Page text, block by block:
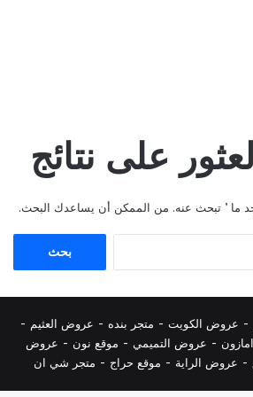
على نتائج
ما ’ تبحث عنه. من الممكن أن يساعدك البحث.
- عروض الكويت - متجر بنده - عروض العثيم -
- عروض التميمي - موقع نون - عروض
- عروض الراية - موقع حراج - متجر شي ان